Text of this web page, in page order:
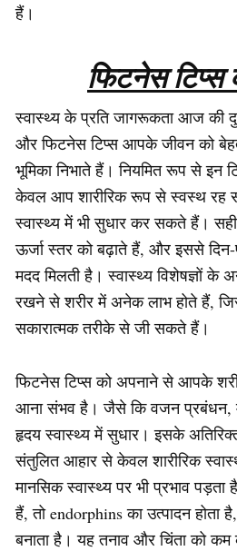
हैं।
फिटनेस टिप्स
स्वास्थ्य के प्रति जागरूकता आज की
और फिटनेस टिप्स आपके जीवन को
भूमिका निभाते हैं। नियमित रूप से इन
केवल आप शारीरिक रूप से स्वस्थ रह
स्वास्थ्य में भी सुधार कर सकते हैं।
ऊर्जा स्तर को बढ़ाते हैं, और इससे दिन-
मदद मिलती है। स्वास्थ्य विशेषज्ञों के
रखने से शरीर में अनेक लाभ होते हैं,
सकारात्मक तरीके से जी सकते हैं।
फिटनेस टिप्स को अपनाने से आपके
आना संभव है। जैसे कि वजन प्रबंधन,
हृदय स्वास्थ्य में सुधार। इसके
संतुलित आहार से केवल शारीरिक
मानसिक स्वास्थ्य पर भी प्रभाव
हैं, तो endorphins का उत्पादन
बनाता है। यह तनाव और चिंता को